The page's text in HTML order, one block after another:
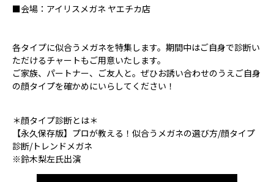
■会場：アイリスメガネ ヤエチカ店
各タイプに似合うメガネを特集します。期間中はご自身で診断い
ただけるチャートもご用意いたします。
ご家族、パートナー、ご友人と。ぜひお誘い合わせのうえご自身
の顔タイプを確かめにいらしてください！
＊顔タイプ診断とは＊
【永久保存版】プロが教える！似合うメガネの選び方/顔タイプ
診断/トレンドメガネ
※鈴木梨左氏出演